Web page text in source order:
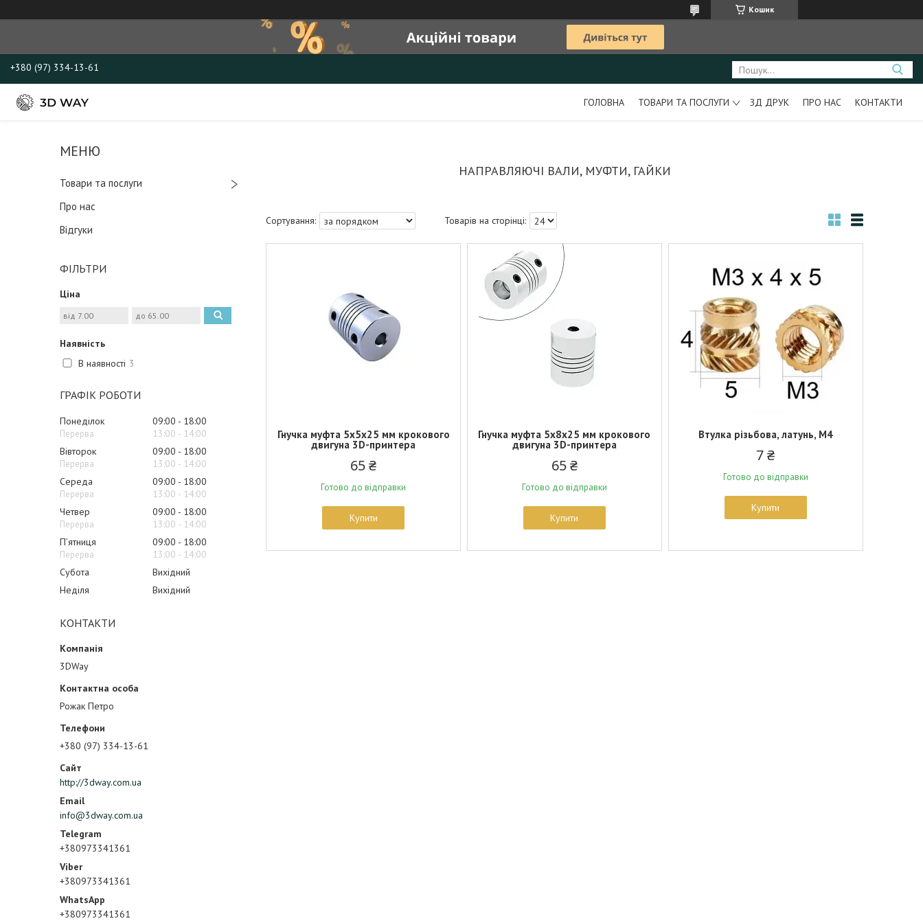
Кошик
+380 (97) 334-13-61
ГОЛОВНА ТОВАРИ ТА ПОСЛУГИ ЗД ДРУК ПРО НАС КОНТАКТИ
Товари та послуги
Про нас
Відгуки
ФІЛЬТРИ
Ціна
Наявність
В наявності 3
ГРАФІК РОБОТИ
Понеділок 09:00
18:00
13:00
14:00
Вівторок
09:00
18:00
13:00
14:00
Середа
09:00
18:00
13:00
14:00
Четвер
09:00
18:00
13:00
14:00
Пʼятниця
09:00
18:00
13:00
14:00
Субота
Вихідний
Неділя
Вихідний
КОНТАКТИ
3DWay
Рожак Петро
+380 (97) 334-13-61
http://3dway.com.ua
info@3dway.com.ua
+380973341361
+380973341361
+380973341361
НАПРАВЛЯЮЧІ ВАЛИ, МУФТИ, ГАЙКИ
Гнучка муфта 5х5x25 мм крокового
двигуна 3D-принтера
65 ₴
Готово до відправки
Купити
Гнучка муфта 5х8x25 мм крокового
двигуна 3D-принтера
65 ₴
Готово до відправки
Купити
Втулка різьбова, латунь, М4
7 ₴
Готово до відправки
Купити